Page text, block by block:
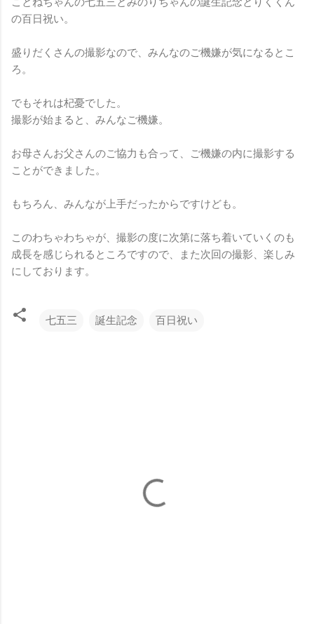
の百日祝い。
盛りだくさんの撮影なので、みんなのご機嫌が気になるとこ
ろ。
でもそれは杞憂でした。
撮影が始まると、みんなご機嫌。
お母さんお父さんのご協力も合って、ご機嫌の内に撮影する
ことができました。
もちろん、みんなが上手だったからですけども。
このわちゃわちゃが、撮影の度に次第に落ち着いていくのも
成長を感じられるところですので、また次回の撮影、楽しみ
にしております。
七五三 誕生記念 百日祝い